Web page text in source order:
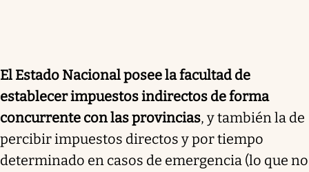
El Estado Nacional posee la facultad de
establecer impuestos indirectos de forma
concurrente con las provincias, y también la de
percibir impuestos directos y por tiempo
determinado en casos de emergencia (lo que no